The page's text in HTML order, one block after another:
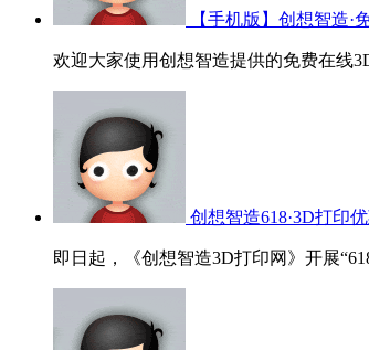
【手机版】创想智造·
欢迎大家使用创想智造提供的免费在线
创想智造618·3D打印
即日起，《创想智造3D打印网》开展